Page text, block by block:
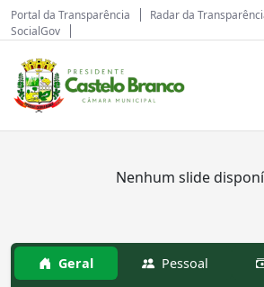
Portal da Transparência Radar da
SocialGov
Nenhum slide
Geral Pessoal